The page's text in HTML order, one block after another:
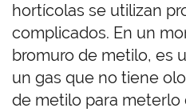
hortícolas se utilizan
complicados. En un
bromuro de metilo, es
un gas que no tiene
de metilo para meterlo